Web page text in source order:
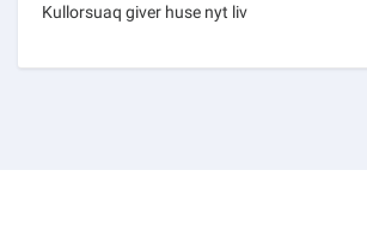
Kullorsuaq giver huse nyt liv